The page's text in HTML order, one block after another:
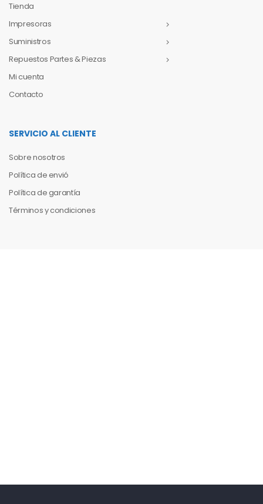
Tienda
Impresoras
Suministros
Repuestos Partes & Piezas
Mi cuenta
Contacto
SERVICIO AL CLIENTE
Sobre nosotros
Política de envió
Política de garantía
Términos y condiciones